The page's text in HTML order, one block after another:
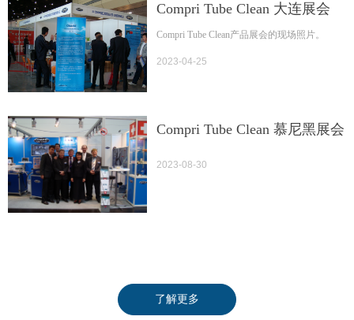
Compri Tube Clean 大连展会
Compri Tube Clean产品展会的现场照片。
2023-04-25
Compri Tube Clean 慕尼黑展会
2023-08-30
了解更多